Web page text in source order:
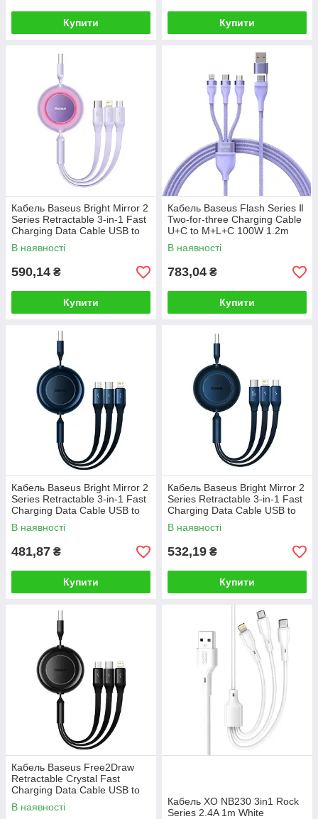
Купити Купити
Кабель Baseus Bright Mirror 2
Series Retractable 3-in-1 Fast
Charging Data Cable USB to
M+L+C 66W 1.1m Purple
В наявності
590,14 ₴
Купити
Кабель Baseus Flash Series Ⅱ
Two-for-three Charging Cable
U+C to M+L+C 100W 1.2m
Purple
В наявності
783,04 ₴
Купити
Кабель Baseus Bright Mirror 2
Series Retractable 3-in-1 Fast
Charging Data Cable USB to
M+L+C 3.5A 1.1m Blue
В наявності
481,87 ₴
Купити
Кабель Baseus Bright Mirror 2
Series Retractable 3-in-1 Fast
Charging Data Cable USB to
M+L+C 66W 1.1m Blue
В наявності
532,19 ₴
Купити
Кабель Baseus Free2Draw
Retractable Crystal Fast
Charging Data Cable USB to
M+L+C 3.5A 1.1m Cluster
Black
В наявності
Кабель XO NB230 3in1 Rock
Series 2.4A 1m White